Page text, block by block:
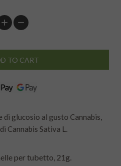
TO CART
glucosio al gusto Cannabis,
Cannabis Sativa L.
per tubetto, 21g.